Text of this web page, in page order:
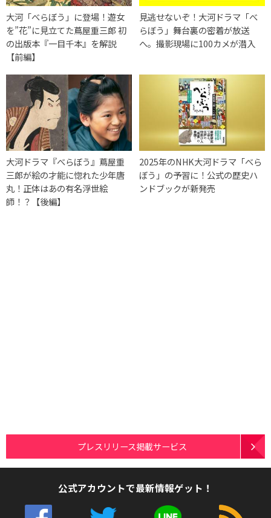
大河「べらぼう」に登場！遊女
を”花”に見立てた蔦屋重三郎 初
の出版本『一目千本』を解説
【前編】
見逃せないぞ！大河ドラマ「べ
らぼう」舞台裏の密着が放送
へ。撮影現場に100カメが潜入
大河ドラマ『べらぼう』蔦屋重
三郎が絵の才能に惚れた少年唐
丸！正体はあの有名浮世絵
師！？【後編】
2025年のNHK大河ドラマ「べら
ぼう」の予習に！公式の歴史ハ
ンドブックが新発売
プレスリリース掲載サービス
公式アカウントで最新情報ゲット！